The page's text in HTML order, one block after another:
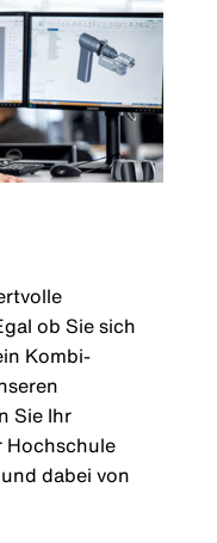
ob Sie sich
Kombi-
Sie Ihr
Hochschule
dabei von